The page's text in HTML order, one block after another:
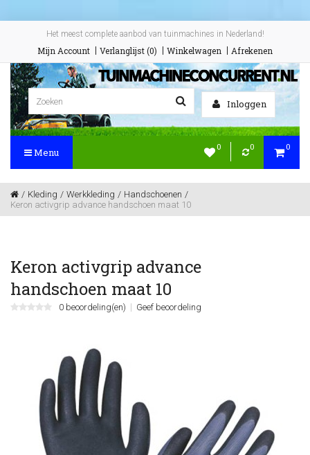
Het meest complete aanbod van tuinmachines in Nederland!
Mijn Account Verlanglijst (0) Winkelwagen Afrekenen
Inloggen
0 0 0
Menu
Kleding Werkkleding
Handschoenen
Keron activgrip advance handschoen maat 10
Keron activgrip advance
handschoen maat 10
0 beoordeling(en) Geef beoordeling